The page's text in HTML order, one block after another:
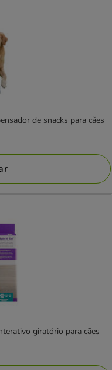
de snacks para cães
giratório para cães